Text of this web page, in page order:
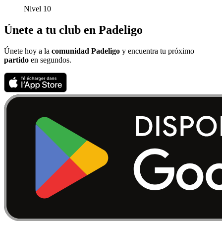
Nivel 10
Únete a tu club en Padeligo
Únete hoy a la comunidad Padeligo y encuentra tu próximo
partido en segundos.